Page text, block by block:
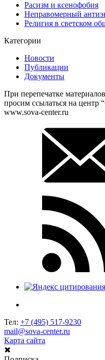
Расизм и ксенофобия
Неправомерный
Религия в светском
Категории
Новости
Публикации
Документы
При перепечатке
просим ссылаться на центр
www.sova-center.ru
Тел: +7 (495) 517-9230
mail@sova-center.ru
Карта сайта
✖